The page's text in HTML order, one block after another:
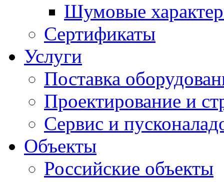
Шумовые
Сертификаты
Услуги
Поставка
Проектирование и
Сервис и
Объекты
Российские объекты